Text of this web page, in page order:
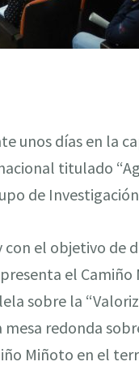
unos días en la
titulado
de
con el objetivo
el Camiño
sobre la
mesa redonda
Miñoto en el